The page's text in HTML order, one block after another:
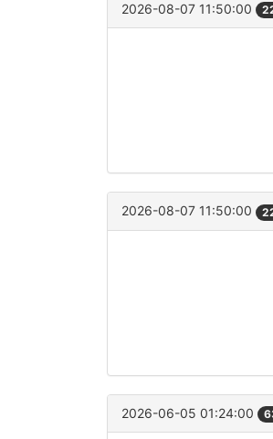
2026-08-07 11:50:00
2026-08-07 11:50:00
2026-06-05 01:24:00